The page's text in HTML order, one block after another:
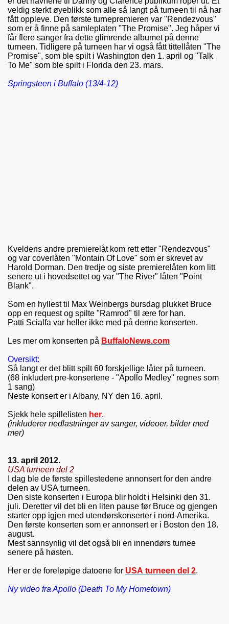
veldig sterkt øyeblikk som alle så langt på turneen til nå har
fått oppleve. Den første turnepremieren var "Rendezvous"
som er å finne på samleplaten "The Promise". Jeg håper vi
får flere sanger fra dette glimrende albumet på denne
turneen. Tidligere på turneen har vi også fått tittellåten "The
Promise", som ble spilt i Washington den 1. april og "Talk
To Me" som ble spilt i Florida den 23. mars.
Springsteen i Buffalo (13/4-12)
Kveldens andre premierelåt kom rett etter "Rendezvous"
og var coverlåten "Montain Of Love" som er skrevet av
Harold Dorman. Den tredje og siste premierelåten kom litt
senere ut i hovedsettet og var "The River" låten "Point
Blank".
Som en hyllest til Max Weinbergs bursdag plukket Bruce
opp en request og spilte "Ramrod" til ære for han.
Patti Scialfa var heller ikke med på denne konserten.
Les mer om konserten på BuffaloNews.com
Oversikt:
Så langt er det blitt spilt 60 forskjellige låter på turneen.
(68 inkludert pre-konsertene - "Apollo Medley" regnes som
1 sang)
Neste konsert er i Albany, NY den 16. april.
Sjekk hele spillelisten her.
(inkluderer nedlastninger av sanger, videoer, bilder med
mer)
13. april 2012.
USA turneen del 2
I dag ble de første spillestedene annonsert for den andre
delen av USA turneen.
Den siste konserten i Europa blir holdt i Helsinki den 31.
juli. Deretter vil det bli en liten pause før Bruce og gjengen
starter opp igjen med utendørskonserter i nord-Amerika.
Den første konserten som er annonsert er i Boston den 18.
august.
Mest sannsynlig vil det også bli en innendørs turnee
senere på høsten.
Her er de foreløpige datoene for USA turneen del 2.
Ny video fra Apollo (Death To My Hometown)